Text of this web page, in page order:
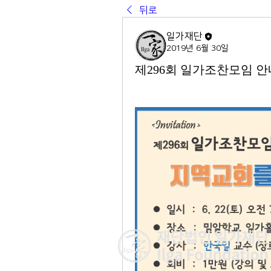
뒤로
일가재단
2019년 6월 30일
제296회 일가조찬모임 안